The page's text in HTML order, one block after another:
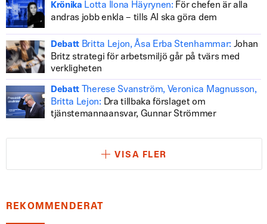
Krönika Lotta Ilona Häyrynen: För chefen är alla
andras jobb enkla – tills AI ska göra dem
Debatt Britta Lejon, Åsa Erba Stenhammar: Johan
Britz strategi för arbetsmiljö går på tvärs med
verkligheten
Debatt
Therese Svanström, Veronica Magnusson,
Britta Lejon: Dra tillbaka förslaget om
tjänstemannaansvar, Gunnar Strömmer
VISA FLER
REKOMMENDERAT